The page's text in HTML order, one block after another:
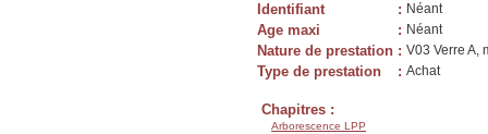
Identifiant : Néant
Age maxi : Néant
Nature de prestation : V03 Verre A,
Type de prestation : Achat
Chapitres :
Arborescence LPP